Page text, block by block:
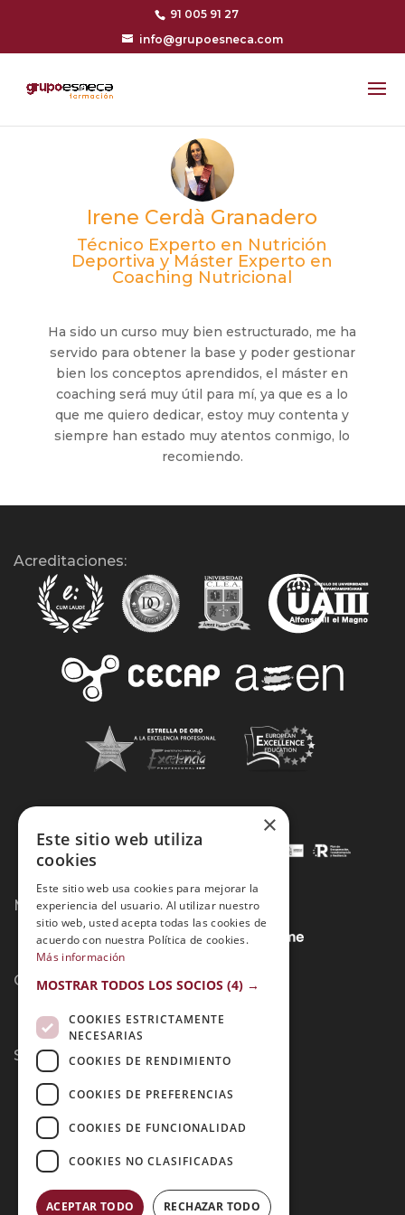
91 005 91 27
info@grupoesneca.com
Irene Cerdà Granadero
Técnico Experto en Nutrición
Deportiva y Máster Experto en
Coaching Nutricional
Ha sido un curso muy bien estructurado, me ha
servido para obtener la base y poder gestionar
bien los conceptos aprendidos, el máster en
coaching será muy útil para mí, ya que es a lo
que me quiero dedicar, estoy muy contenta y
siempre han estado muy atentos conmigo, lo
recomiendo.
Acreditaciones:
Métodos de Pago:
Contacto:
Síguenos:
×
Este sitio web utiliza
cookies
Este sitio web usa cookies para mejorar la
experiencia del usuario. Al utilizar nuestro
sitio web, usted acepta todas las cookies de
acuerdo con nuestra Política de cookies.
Más información
MOSTRAR TODOS LOS SOCIOS (4) →
COOKIES ESTRICTAMENTE
NECESARIAS
COOKIES DE RENDIMIENTO
COOKIES DE PREFERENCIAS
COOKIES DE FUNCIONALIDAD
COOKIES NO CLASIFICADAS
ACEPTAR TODO RECHAZAR TODO